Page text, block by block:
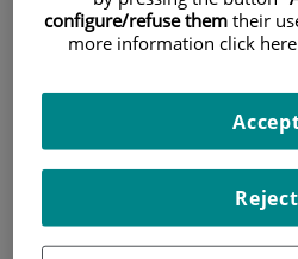
FORMACIÓN Y EMPLEO
|PLAN DE FORMACIÓN
¿QUÉ ES SER CIENTÍFICA?
configure/refuse them their
more information click
Reject